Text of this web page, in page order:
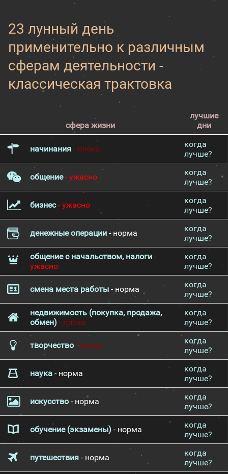
23 лунный день
применительно к различным
сферам деятельности -
классическая трактовка
сфера жизни
лучшие
дни
начинания - плохо
когда
лучше?
общение- ужасно
когда
лучше?
бизнес- ужасно
когда
лучше?
денежные операции - норма
когда
лучше?
общение с начальством, налоги -
ужасно
когда
лучше?
смена места работы - норма
когда
лучше?
недвижимость (покупка, продажа,
обмен) - плохо
когда
лучше?
творчество - плохо
когда
лучше?
наука - норма
когда
лучше?
искусство - норма
когда
лучше?
обучение (экзамены) - норма
когда
лучше?
путешествия - норма
когда
лучше?